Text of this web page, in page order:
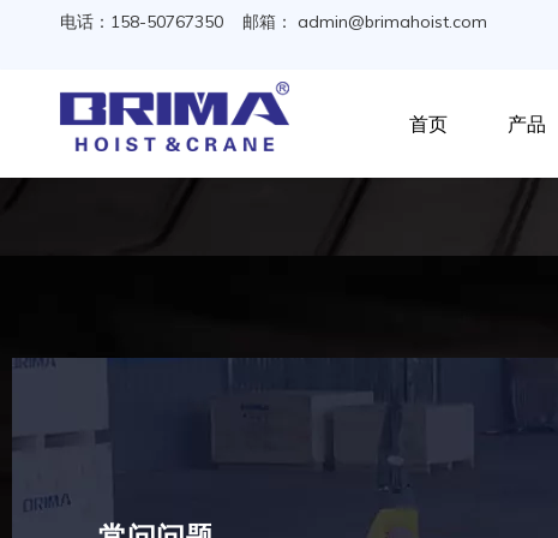
电话：158-50767350 邮箱： admin@brimahoist.com
首页 产品